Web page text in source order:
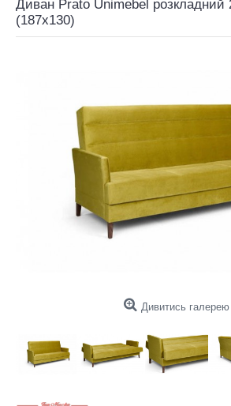
Диван Prato Unimebel розкладний
(187x130)
Дивитись галерею